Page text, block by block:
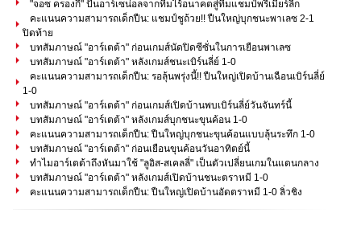
"จอซ ครองกี้" ปั้นอาร์เซน่อลจากทีมไร้อนาคตสู่ทีมแชมป์พรีเมียร์ลีก
คะแนนความสามารถเด็กปืน: แชมป์ชูถ้วย!! ปืนใหญ่บุกชนะพาเลซ 2-1
ปิดท้าย
บทสัมภาษณ์ "อาร์เตต้า" ก่อนเกมส์นัดปิดซีซั่นในการเยือนพาเลซ
บทสัมภาษณ์ "อาร์เตต้า" หลังเกมส์ชนะเบิร์นลี่ย์ 1-0
คะแนนความสามารถเด็กปืน: รอลุ้นพรุ่งนี้!! ปืนใหญ่เปิดบ้านเฉือนเบิร์นลี่ย์
1-0
บทสัมภาษณ์ "อาร์เตต้า" ก่อนเกมส์เปิดบ้านพบเบิร์นลี่ย์วันจันทร์นี้
บทสัมภาษณ์ "อาร์เตต้า" หลังเกมส์บุกชนะขุนค้อน 1-0
คะแนนความสามารถเด็กปืน: ปืนใหญ่บุกชนะขุนค้อนแบบลุ้นระทึก 1-0
บทสัมภาษณ์ "อาร์เตต้า" ก่อนเยือนขุนค้อนวันอาทิตย์นี้
ทำไมอาร์เตต้าถึงหันมาใช้ "ลูอิส-สเคลลี่" เป็นตัวเปลี่ยนเกมในแดนกลาง
บทสัมภาษณ์ "อาร์เตต้า" หลังเกมส์เปิดบ้านชนะตราหมี 1-0
คะแนนความสามารถเด็กปืน: ปืนใหญ่เปิดบ้านอัดตราหมี 1-0 ลิ่วชิง